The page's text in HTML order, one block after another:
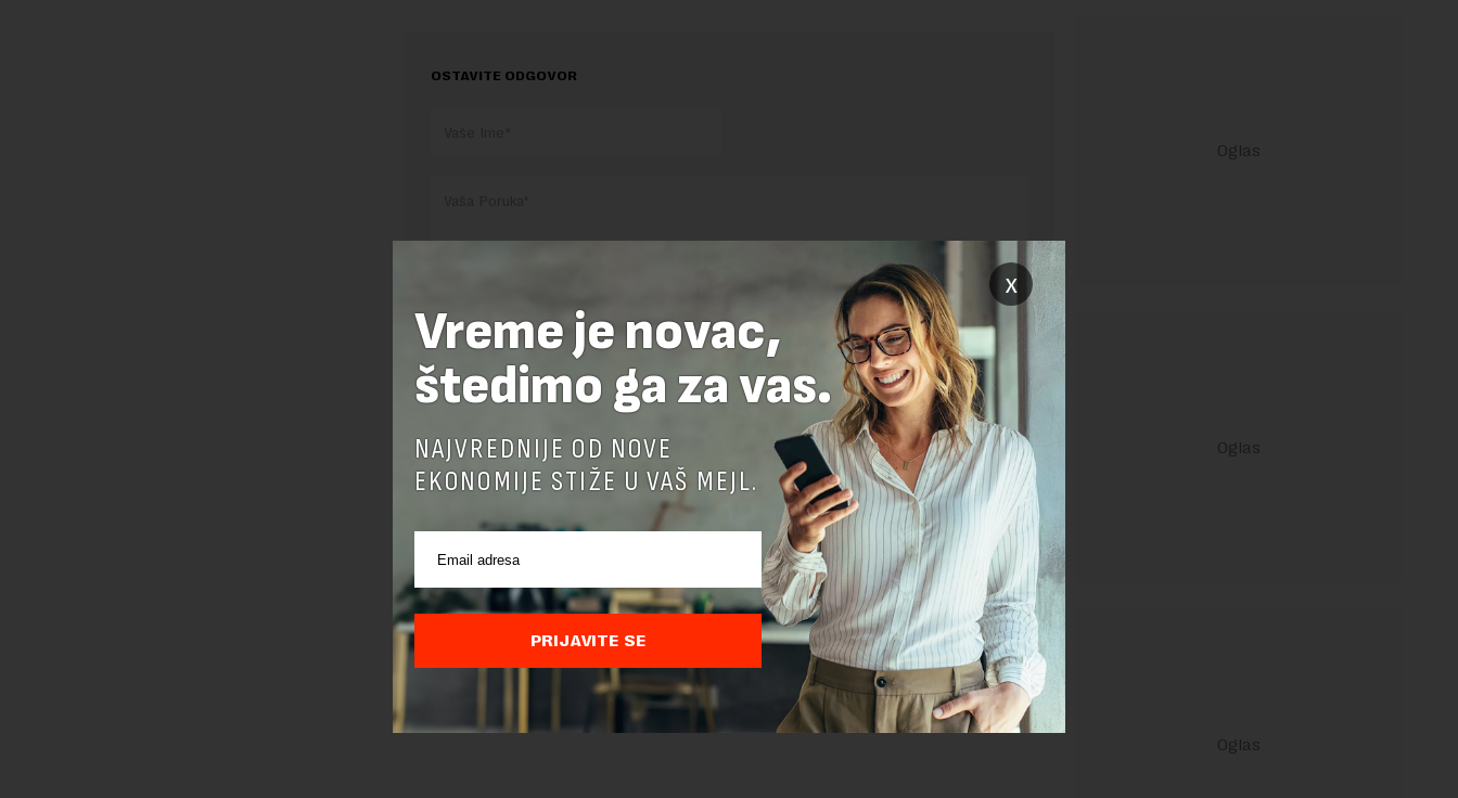
OSTAVITE ODGOVOR
Pre slanja komentara, molimo vas da se upoznate sa
pravilima komentarisanja i pravilima
korišćenja sajta.
Sajt je zaštićen pomocu reCaptcha i Google. Google Politika Privatnostii Google Uslovi
x
Vreme je novac,
štedimo ga za vas.
NAJVREDNIJE OD NOVE
EKONOMIJE STIŽE U VAŠ MEJL.
PRIJAVITE SE